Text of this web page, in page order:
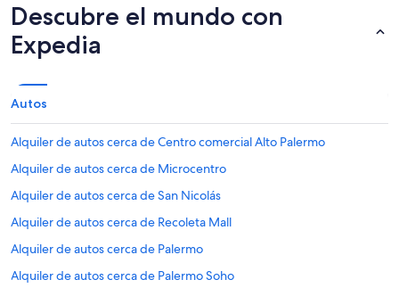
Descubre el mundo con
Expedia
Autos
Alquiler de autos cerca de Centro comercial Alto Palermo
Alquiler de autos cerca de Microcentro
Alquiler de autos cerca de San Nicolás
Alquiler de autos cerca de Recoleta Mall
Alquiler de autos cerca de Palermo
Alquiler de autos cerca de Palermo Soho